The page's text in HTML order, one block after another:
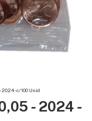
2024 - c/100 Unid
- 2024 -